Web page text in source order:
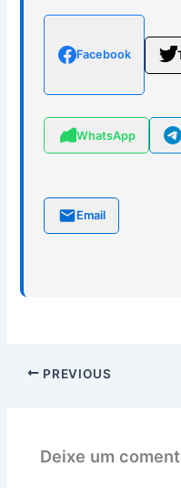
Facebook
WhatsApp
Email
PREVIOUS
Deixe um